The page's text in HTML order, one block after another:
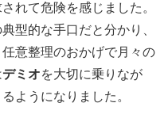
れて危険を感じました。
型的な手口だと分かり、
意整理のおかげで月々の
デミオを大切に乗りなが
ようになりました。